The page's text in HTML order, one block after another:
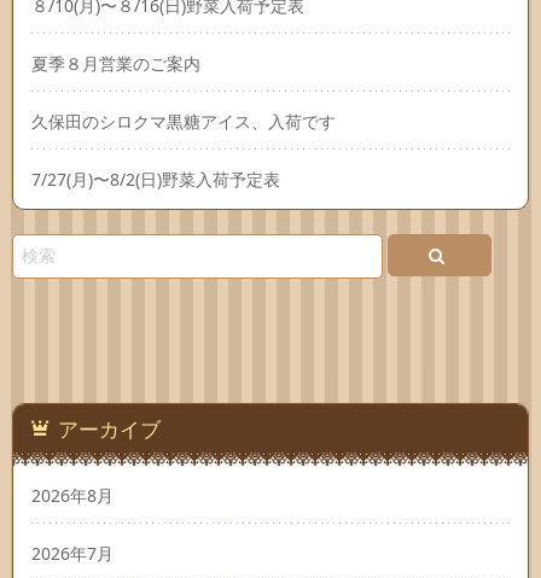
８/10(月)〜８/16(日)野菜入荷予定表
夏季８月営業のご案内
久保田のシロクマ黒糖アイス、入荷です
7/27(月)〜8/2(日)野菜入荷予定表
アーカイブ
2026年8月
2026年7月